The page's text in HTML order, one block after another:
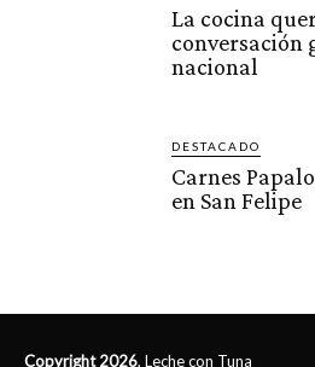
La cocina
conversación
nacional
DESTACADO
Carnes
en San Felipe
Copyright 2026, Leche con Tuna